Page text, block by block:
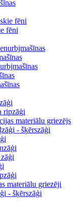
fēni
fēni
ripzāģi
materiālu griezējs
- šķērszāģi
materiālu griezēji
- šķērszāģi